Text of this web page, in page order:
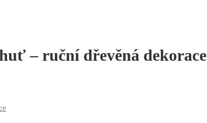
– ruční dřevěná dekorace